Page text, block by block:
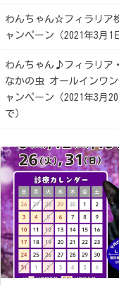
わんちゃん☆フィラリア
ャンペーン（2021年3月1
わんちゃん♪フィラリア
なかの虫 オールインワ
ャンペーン（2021年3月
で）